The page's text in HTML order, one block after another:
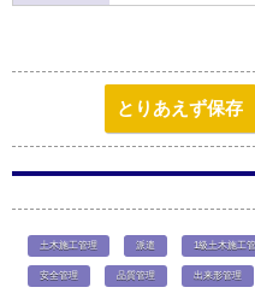
とりあえず保存
土木施工管理 派遣 1級土木施工
安全管理 品質管理 出来形管理